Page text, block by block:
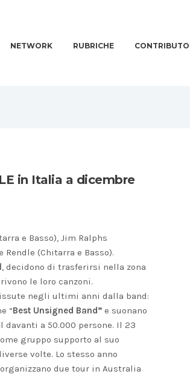
NETWORK RUBRICHE
in Italia a dicembre
e Basso), Jim Ralphs
(Chitarra e Basso).
, decidono di trasferirsi nella zona
le loro canzoni.
negli ultimi anni dalla band:
“Best Unsigned Band” e suonano
a 50.000 persone. Il 23
gruppo supporto al suo
volte. Lo stesso anno
due tour in Australia